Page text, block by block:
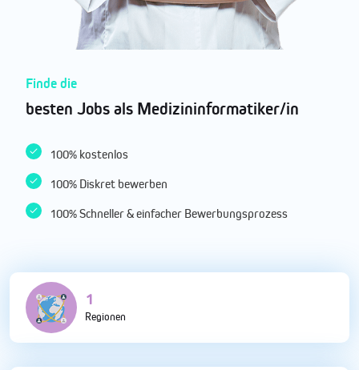
Finde die
besten Jobs als Medizininformatiker/in
100% kostenlos
100% Diskret bewerben
100% Schneller & einfacher Bewerbungsprozess
5
Regionen